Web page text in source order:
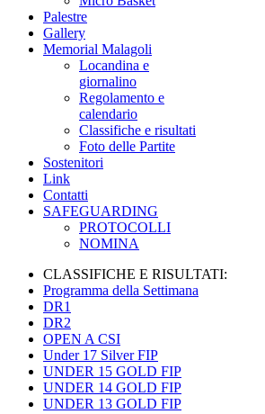
Palestre
Gallery
Memorial Malagoli
Locandina e
giornalino
Regolamento e
calendario
Classifiche e risultati
Foto delle Partite
Sostenitori
Link
Contatti
SAFEGUARDING
PROTOCOLLI
NOMINA
CLASSIFICHE E RISULTATI:
Programma della Settimana
DR1
DR2
OPEN A CSI
Under 17 Silver FIP
UNDER 15 GOLD FIP
UNDER 14 GOLD FIP
UNDER 13 GOLD FIP